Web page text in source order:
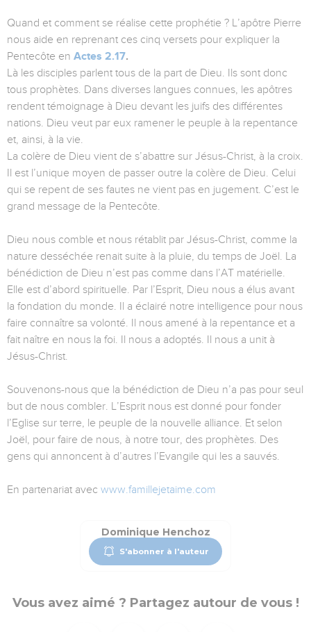
Quand et comment se réalise cette prophétie ? L’apôtre Pierre
nous aide en reprenant ces cinq versets pour expliquer la
Pentecôte en Actes 2.17.
Là les disciples parlent tous de la part de Dieu. Ils sont donc
tous prophètes. Dans diverses langues connues, les apôtres
rendent témoignage à Dieu devant les juifs des différentes
nations. Dieu veut par eux ramener le peuple à la repentance
et, ainsi, à la vie.
La colère de Dieu vient de s’abattre sur Jésus-Christ, à la croix.
Il est l’unique moyen de passer outre la colère de Dieu. Celui
qui se repent de ses fautes ne vient pas en jugement. C’est le
grand message de la Pentecôte.
Dieu nous comble et nous rétablit par Jésus-Christ, comme la
nature desséchée renait suite à la pluie, du temps de Joël. La
bénédiction de Dieu n’est pas comme dans l’AT matérielle.
Elle est d’abord spirituelle. Par l’Esprit, Dieu nous a élus avant
la fondation du monde. Il a éclairé notre intelligence pour nous
faire connaître sa volonté. Il nous amené à la repentance et a
fait naître en nous la foi. Il nous a adoptés. Il nous a unit à
Jésus-Christ.
Souvenons-nous que la bénédiction de Dieu n’a pas pour seul
but de nous combler. L’Esprit nous est donné pour fonder
l’Eglise sur terre, le peuple de la nouvelle alliance. Et selon
Joël, pour faire de nous, à notre tour, des prophètes. Des
gens qui annoncent à d’autres l’Evangile qui les a sauvés.
En partenariat avec www.famillejetaime.com
Dominique Henchoz
S'abonner à l'auteur
Vous avez aimé ? Partagez autour de vous !